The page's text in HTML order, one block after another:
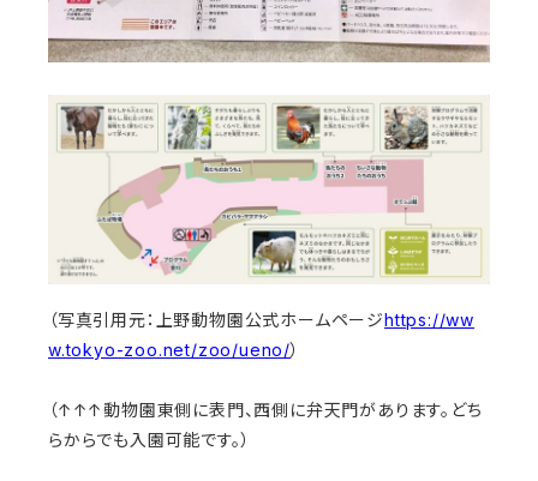
（写真引用元：上野動物園公式ホームページhttps://ww
w.tokyo-zoo.net/zoo/ueno/）
（↑↑↑動物園東側に表門、西側に弁天門があります。どち
らからでも入園可能です。）